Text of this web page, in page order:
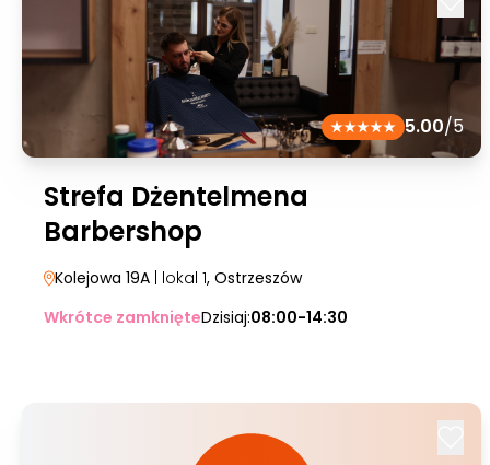
5.00/5
Strefa Dżentelmena
Barbershop
Kolejowa 19A | lokal 1, Ostrzeszów
Wkrótce zamknięteDzisiaj:08:00-14:30